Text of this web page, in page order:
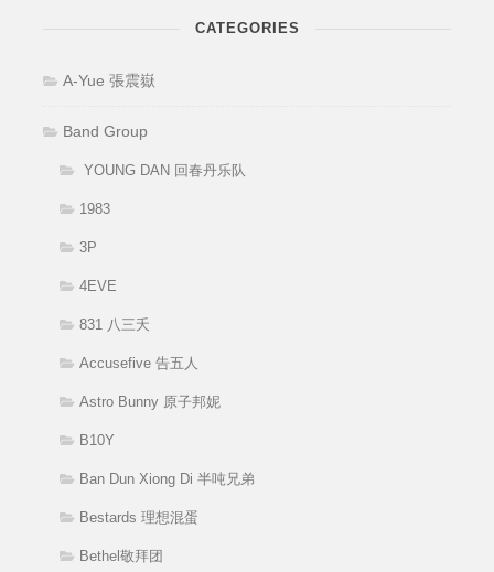
CATEGORIES
A-Yue 張震嶽
Band Group
YOUNG DAN 回春丹乐队
1983
3P
4EVE
831 八三夭
Accusefive 告五人
Astro Bunny 原子邦妮
B10Y
Ban Dun Xiong Di 半吨兄弟
Bestards 理想混蛋
Bethel敬拜团